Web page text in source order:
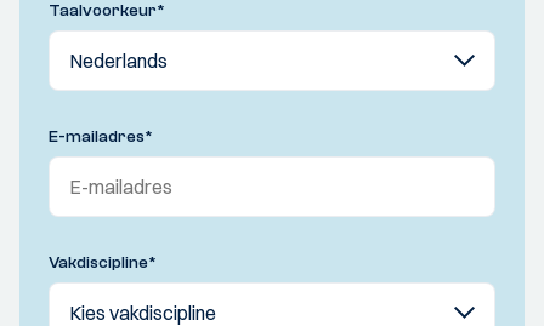
Taalvoorkeur*
E-mailadres*
Vakdiscipline*